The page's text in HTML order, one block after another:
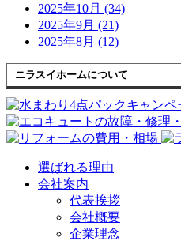
2025年10月 (34)
2025年9月 (21)
2025年8月 (12)
ニラスイホームについて
選ばれる理由
会社案内
代表挨拶
会社概要
企業理念